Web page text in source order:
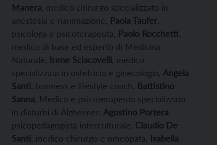
Manera , medico chirurgo specializzato in
anestesia e rianimazione, Paola Taufer
psicologa e psicoterapeuta, Paolo Rocchetti
medico di base ed esperto di Medicina
Naturale, Irene Sciacovelli , medico
specializzata in ostetricia e ginecologia, Angela
Santi , business e lifestyle coach, Battistino
Sanna , Medico e psicoterapeuta specializzato
in disturbi di Alzheimer, Agostino Portera
psicopedagogista interculturale, Claudio De
Santi , medico chirurgo e omeopata, Isabella